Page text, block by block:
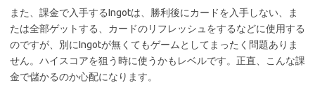
また、課金で入手するIngotは、勝利後にカードを入手しない、ま
たは全部ゲットする、カードのリフレッシュをするなどに使用する
のですが、別にIngotが無くてもゲームとしてまったく問題ありま
せん。ハイスコアを狙う時に使うかもレベルです。正直、こんな課
金で儲かるのか心配になります。